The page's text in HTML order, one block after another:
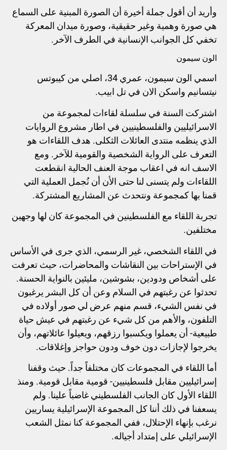
وأريد أن أقول جملة أخيرة أن الصورة المبنية على السماع
هي صورة وهمية وغير حقيقية، وصورة ميدان المعركة
تخفي كل الجوانب الإنسانية في الطرف الآخر.
الون سيمون
اسمي الون سيمون، عمري 34، اصلي من كيبوتس
نيتسانيم واسكن الان في تل ابيب.
اشتركت السنة في سلسلة لقاءات لمجموعة من
الاسرائيليين والفلسطينيين في اطار مشروع الروايات
الذي ينظمه منتدى العائلات الثكلى. هدف اللقاءات هو
التعرف على الرواية الشخصية والقومية للآخر. ومع
الاسف انه في اعقاب موجة العنف الحالية انقطعت
اللقاءات ولم يتسنى لنا حتى الأن أن نُجمل العملية التي
قمنا بها كمجموعة ونتحدث عن المشاريع المشتركة.
تجربة اللقاء مع الفلسطينين في المجموعة كان لها وجهين
مختلفين.
في اللقاء الشخصي، غير الرسمي، الذي جرى في الأساس
في الإستراحات بين النقاشات والمحاضرات، حيث تعرفت
على أشخاص ودودين، بشوشين، مليئين بالنواية الحسنة.
تحدثوا عن رغبتهم في السلام وعن أن كل البشر يرغبون
في نفس الشيء، قسم منهم عرض لي صور أولاده في
التلفون، والأهم من كل شيء عن رغبتهم في عيش حياة
طبيعية- أن يعملوا ويكسبوا رزقهم، ويعيلوا عائلاتهم، وأن
يخرجوا لإجازات دون خوف ودون حواجز وإغلاقات.
أما اللقاء في المجموعات كان مختلفاً جداً. حيث وقفنا
إسرائيليين مقابل فلسطينيين- قومية مقابل قومية. ومنذ
اللقاء الأول كان الجانب الفلسطيني غاضباً علينا. ولم
يسعفنا في ذلك أننا كل المجموعة الإسرائيلية يساريين
نرغب بإنهاء الإحتلال، ففي المجموعة كنا نمثل الشعب
الإسرائيلي على إمتداد أجياله.